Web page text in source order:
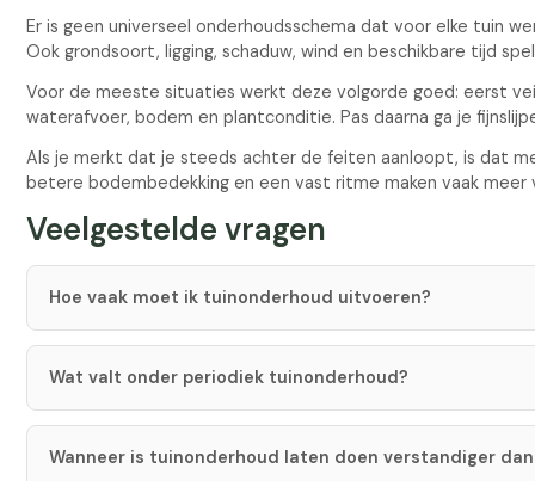
Er is geen universeel onderhoudsschema dat voor elke tuin
Ook grondsoort, ligging, schaduw, wind en beschikbare tijd
Voor de meeste situaties werkt deze volgorde goed: eerst
waterafvoer, bodem en plantconditie. Pas daarna ga je
Als je merkt dat je steeds achter de feiten aanloopt, is dat
betere bodembedekking en een vast ritme maken vaak meer
Veelgestelde vragen
Hoe vaak moet ik tuinonderhoud uitvoeren?
Wat valt onder periodiek tuinonderhoud?
Wanneer is tuinonderhoud laten doen verstandiger